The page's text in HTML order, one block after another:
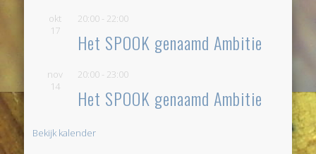
okt
17
20:00 - 22:00
Het SPOOK genaamd Ambitie
nov
14
20:00 - 23:00
Het SPOOK genaamd Ambitie
Bekijk kalender